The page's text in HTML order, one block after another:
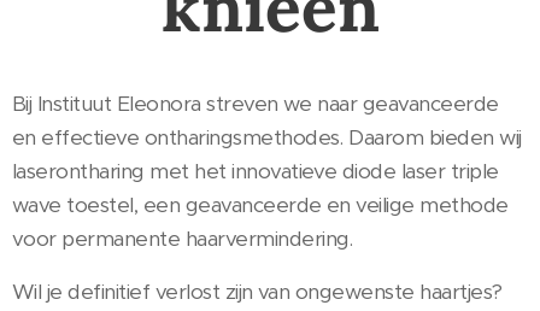
Bij Instituut Eleonora streven we naar geavanceerde
en effectieve ontharingsmethodes. Daarom bieden wij
laserontharing met het innovatieve diode laser triple
wave toestel, een geavanceerde en veilige methode
voor permanente haarvermindering.
Wil je definitief verlost zijn van ongewenste haartjes?